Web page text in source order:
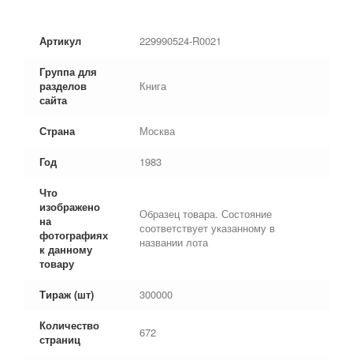
Артикул 229990524-R0021
Группа для
разделов
сайта
Книга
Страна Москва
Год 1983
Что
изображено
на
фотографиях
к данному
товару
Образец товара. Состояние
соответствует указанному в
названии лота
Тираж (шт) 300000
Количество
страниц
672